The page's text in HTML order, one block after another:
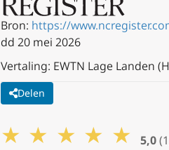
Bron: https://
dd 20 mei 2026
Vertaling: EWTN Lage Landen
Delen
★ ★ ★ ★ ★ 5,0